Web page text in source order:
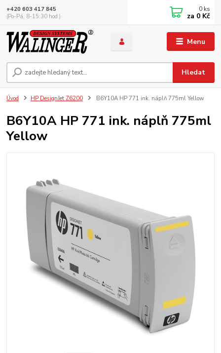
Menu
Hledat
+420 603 417 845
(Po-Pá, 8-15:30 hod.)
0 ks
za 0 Kč
Úvod HP DesignJet Z6200 B6Y10A HP 771 ink. náplň 775ml Yellow
B6Y10A HP 771 ink. náplň 775ml
Yellow